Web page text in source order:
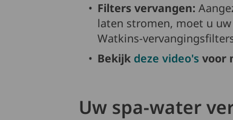
Filters vervangen:
laten stromen, moet u
Watkins-
Bekijk deze video's voor
Uw spa-water